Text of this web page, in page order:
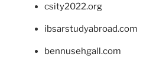
csity2022.org
ibsarstudyabroad.com
bennusehgall.com